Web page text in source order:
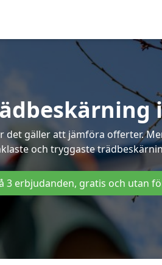
gäller att jämföra offerter.
och tryggaste
3 erbjudanden, gratis och utan